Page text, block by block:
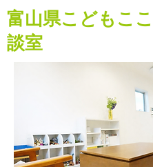
富山県こどもこ
談室